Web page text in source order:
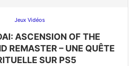
Jeux Vidéos
ASCENSION OF THE
REMASTER – UNE QUÊTE
SUR PS5